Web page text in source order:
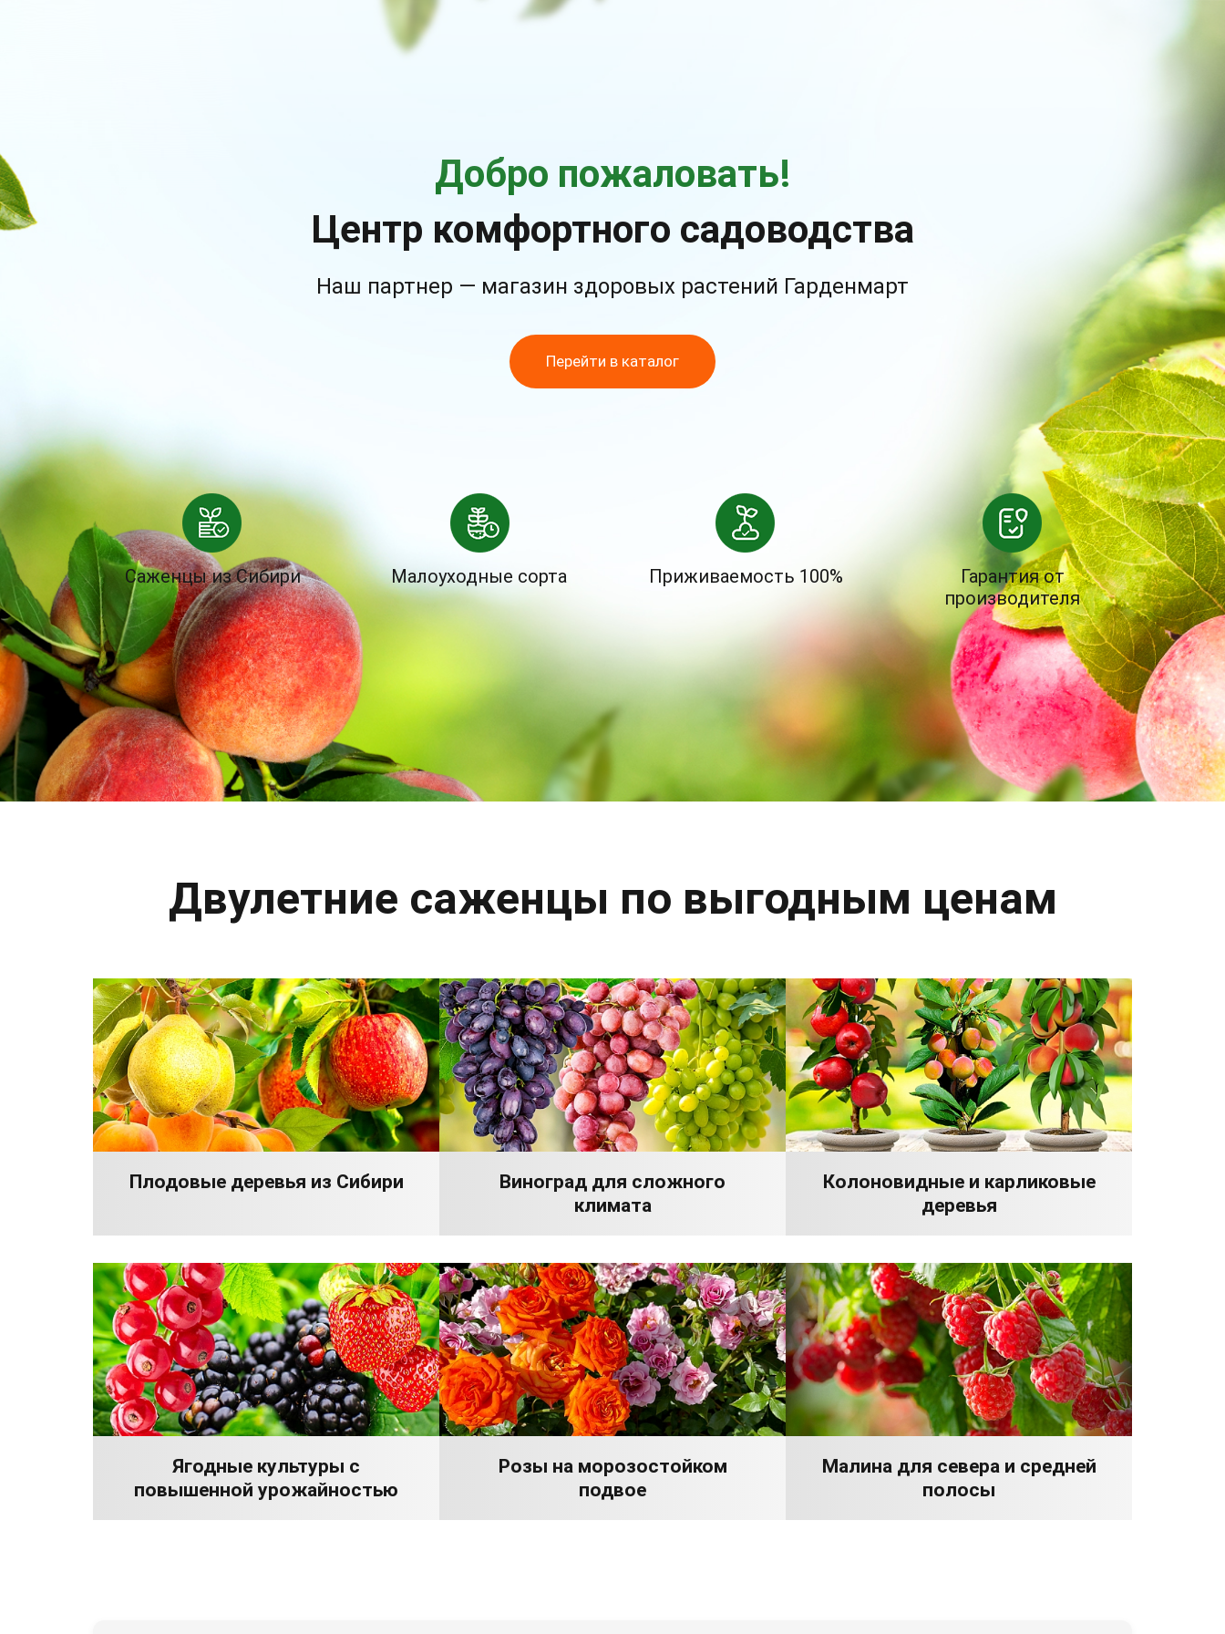
Добро пожаловать!
Центр комфортного садоводства
Наш партнер — магазин здоровых растений Гарденмарт
Перейти в каталог
Саженцы из Сибири Малоуходные сорта Приживаемость 100%
Гарантия от
производителя
Двулетние саженцы по выгодным ценам
Плодовые деревья из Сибири
Виноград для сложного
климата
Колоновидные и карликовые
деревья
Ягодные культуры с
повышенной урожайностью
Розы на морозостойком
подвое
Малина для севера и средней
полосы